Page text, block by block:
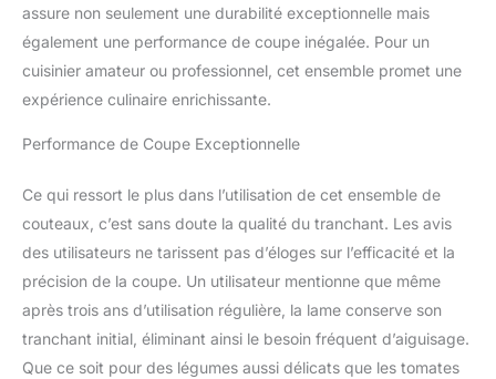
du bloc de couteaux
intégré et du bloc de
bon marché sur le
marché, notre bloc de
d'acacia dispose d'une
couteaux à steak
séparée, de sorte que
vous pouvez placer les 6
individuellement où vous
vous sentez à l'aise, ce
qui est une combinaison.
de praticité et
assure non seulement une durabilité exceptionnelle mais
également une performance de coupe inégalée. Pour un
cuisinier amateur ou professionnel, cet ensemble promet une
expérience culinaire enrichissante.
Performance de Coupe Exceptionnelle
Ce qui ressort le plus dans l’utilisation de cet ensemble de
couteaux, c’est sans doute la qualité du tranchant. Les avis
des utilisateurs ne tarissent pas d’éloges sur l’efficacité et la
précision de la coupe. Un utilisateur mentionne que même
après trois ans d’utilisation régulière, la lame conserve son
tranchant initial, éliminant ainsi le besoin fréquent d’aiguisage.
Que ce soit pour des légumes aussi délicats que les tomates